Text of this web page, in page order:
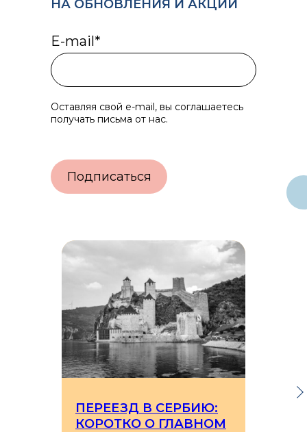
E-mail*
Оставляя свой e-mail, вы соглашаетесь
получать письма от нас.
Подписаться
НА ОБНОВЛЕНИЯ И АКЦИИ
ПЕРЕЕЗД В СЕРБИЮ:
КОРОТКО О ГЛАВНОМ